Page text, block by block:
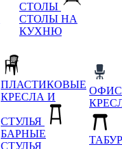
СТОЛЫ
СТОЛЫ НА
КУХНЮ
ПЛАСТИКОВЫЕ
КРЕСЛА И
СТУЛЬЯ
БАРНЫЕ
СТУЛЬЯ